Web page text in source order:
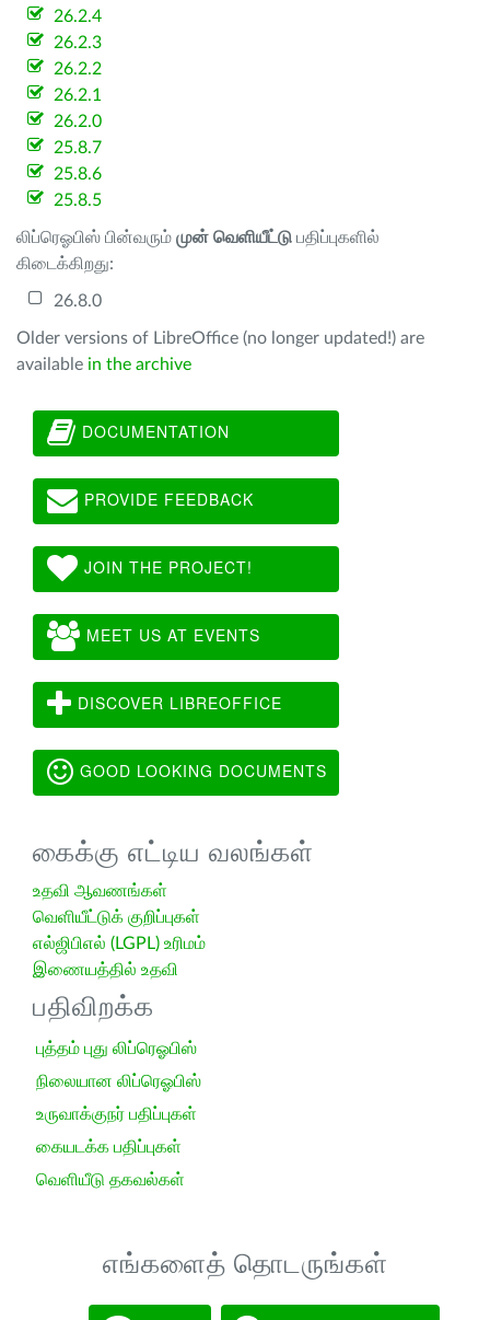
26.2.4
26.2.3
26.2.2
26.2.1
26.2.0
25.8.7
25.8.6
25.8.5
லிப்ரெஓபிஸ் பின்வரும் முன் வெளியீட்டு பதிப்புகளில்
கிடைக்கிறது:
26.8.0
Older versions of LibreOffice (no longer updated!) are
available in the archive
DOCUMENTATION
PROVIDE FEEDBACK
JOIN THE PROJECT!
MEET US AT EVENTS
DISCOVER LIBREOFFICE
GOOD LOOKING DOCUMENTS
கைக்கு எட்டிய வலங்கள்
உதவி ஆவணங்கள்
வெளியீட்டுக் குறிப்புகள்
எல்ஜிபிஎல் (LGPL) உரிமம்
இணையத்தில் உதவி
பதிவிறக்க
புத்தம் புது லிப்ரெஓபிஸ்
நிலையான லிப்ரெஓபிஸ்
உருவாக்குநர் பதிப்புகள்
கையடக்க பதிப்புகள்
வெளியீடு தகவல்கள்
எங்களைத் தொடருங்கள்